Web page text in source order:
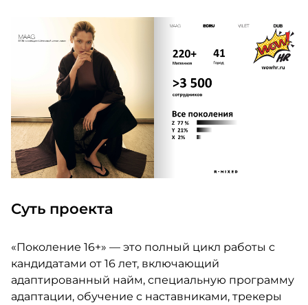
Суть проекта
«Поколение 16+» — это полный цикл работы с
кандидатами от 16 лет, включающий
адаптированный найм, специальную программу
адаптации, обучение с наставниками, трекеры